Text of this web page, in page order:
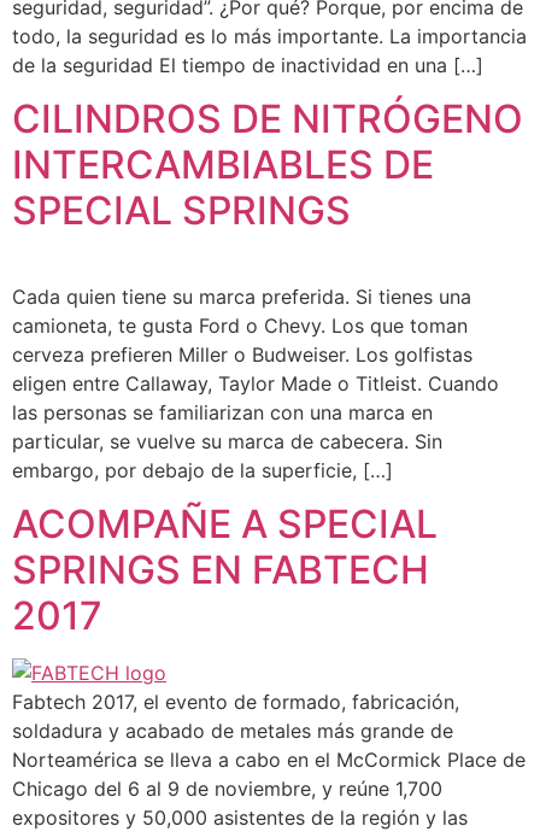
seguridad, seguridad”. ¿Por qué? Porque, por encima de
todo, la seguridad es lo más importante. La importancia
de la seguridad El tiempo de inactividad en una […]
CILINDROS DE NITRÓGENO
INTERCAMBIABLES DE
SPECIAL SPRINGS
Cada quien tiene su marca preferida. Si tienes una
camioneta, te gusta Ford o Chevy. Los que toman
cerveza prefieren Miller o Budweiser. Los golfistas
eligen entre Callaway, Taylor Made o Titleist. Cuando
las personas se familiarizan con una marca en
particular, se vuelve su marca de cabecera. Sin
embargo, por debajo de la superficie, […]
ACOMPAÑE A SPECIAL
SPRINGS EN FABTECH
2017
Fabtech 2017, el evento de formado, fabricación,
soldadura y acabado de metales más grande de
Norteamérica se lleva a cabo en el McCormick Place de
Chicago del 6 al 9 de noviembre, y reúne 1,700
expositores y 50,000 asistentes de la región y las